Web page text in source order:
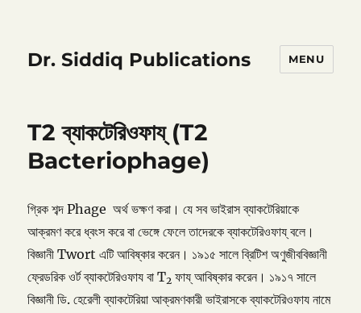
Dr. Siddiq Publications MENU
T2 ব্যাকটেরিওফায্ (T2
Bacteriophage)
গ্রিক শব্দ Phage অর্থ ভক্ষণ করা। যে সব ভাইরাস ব্যাকটেরিয়াকে
আক্রমণ করে ধ্বংস করে বা ভেঙ্গে ফেলে তাদেরকে ব্যাকটেরিওফায্ বলে।
বিজ্ঞানী Twort এটি আবিষ্কার করেন। ১৯১৫ সালে ব্রিটিশ অণুজীববিজ্ঞানী
ফ্রেডরিক ওর্ট ব্যাকটেরিওফায বা T2 ফায্ আবিষ্কার করেন। ১৯১৭ সালে
বিজ্ঞানী ডি. হেরেলী ব্যাকটেরিয়া আক্রমণকারী ভাইরাসকে ব্যাকটেরিওফায নামে